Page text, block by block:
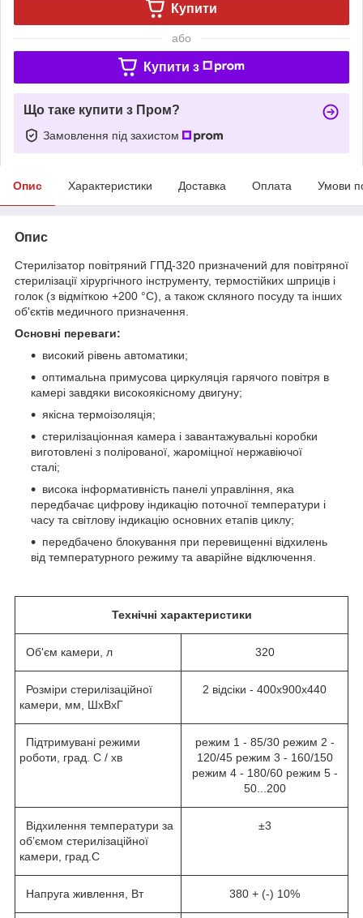
Купити
або
Купити з
Що таке купити з Пром?
Замовлення під захистом
Опис Характеристики Доставка Оплата Умови
Опис
Стерилізатор повітряний ГПД-320 призначений для повітряної
стерилізації хірургічного інструменту, термостійких шприців і
голок (з відміткою +200 °С), а також скляного посуду та інших
об'єктів медичного призначення.
Основні переваги:
високий рівень автоматики;
оптимальна примусова циркуляція гарячого повітря в
камері завдяки високоякісному двигуну;
якісна термоізоляція;
стерилізаціонная камера і завантажувальні коробки
виготовлені з полірованої, жароміцної нержавіючої
сталі;
висока інформативність панелі управління, яка
передбачає цифрову індикацію поточної температури і
часу та світлову індикацію основних етапів циклу;
передбачено блокування при перевищенні відхилень
від температурного режиму та аварійне відключення.
Технічні характеристики
Об'єм камери, л 320
Розміри стерилізаційної
камери, мм, ШхВхГ
2 відсіки - 400х900х440
Підтримувані режими
роботи, град. С / хв
режим 1 - 85/30 режим 2 -
120/45 режим 3 - 160/150
режим 4 - 180/60 режим 5 -
50...200
Відхилення температури за
об’ємом стерилізаційної
камери, град.С
±3
Напруга живлення, Вт 380 + (-) 10%